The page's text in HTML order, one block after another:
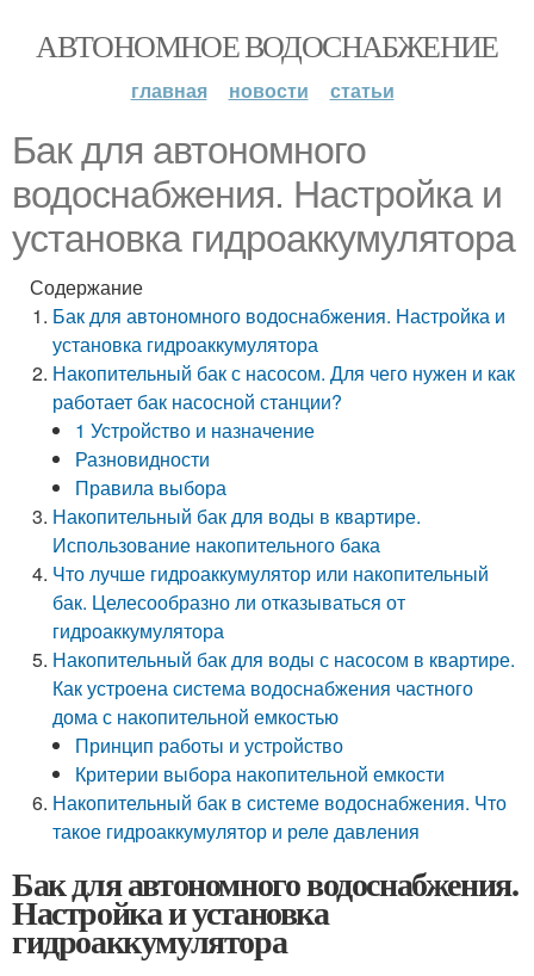
АВТОНОМНОЕ ВОДОСНАБЖЕНИЕ
главная новости статьи
Бак для автономного
водоснабжения. Настройка и
установка гидроаккумулятора
Содержание
Бак для автономного водоснабжения. Настройка и
установка гидроаккумулятора
Накопительный бак с насосом. Для чего нужен и как
работает бак насосной станции?
1 Устройство и назначение
Разновидности
Правила выбора
Накопительный бак для воды в квартире.
Использование накопительного бака
Что лучше гидроаккумулятор или накопительный
бак. Целесообразно ли отказываться от
гидроаккумулятора
Накопительный бак для воды с насосом в квартире.
Как устроена система водоснабжения частного
дома с накопительной емкостью
Принцип работы и устройство
Критерии выбора накопительной емкости
Накопительный бак в системе водоснабжения. Что
такое гидроаккумулятор и реле давления
Бак для автономного водоснабжения.
Настройка и установка
гидроаккумулятора